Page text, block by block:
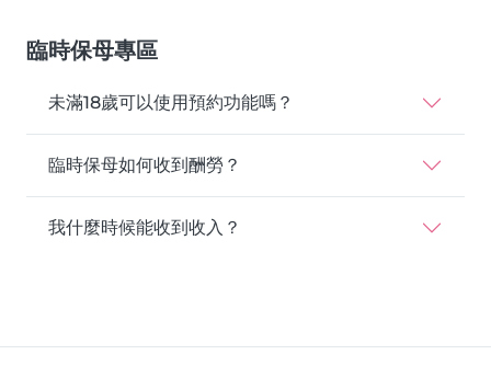
臨時保母專區
未滿18歲可以使用預約功能嗎？
臨時保母如何收到酬勞？
我什麼時候能收到收入？